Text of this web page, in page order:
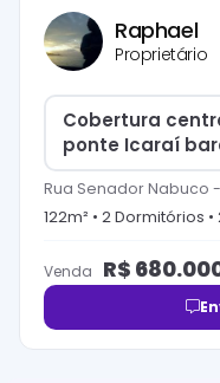
Raphael
Proprietário
Cobertura
ponte Icaraí
Rua Senador Nabuco -
122m² • 2Dormitórios •
Venda R$